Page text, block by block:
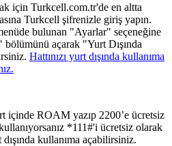
için Turkcell.com.tr'de en altta
Turkcell şifrenizle giriş yapın.
bulunan "Ayarlar" seçeneğine
bölümünü açarak "Yurt Dışında
Hattınızı yurt dışında kullanıma
içinde ROAM yazıp 2200’e ücretsiz
*111#'i ücretsiz olarak
dışında kullanıma açabilirsiniz.